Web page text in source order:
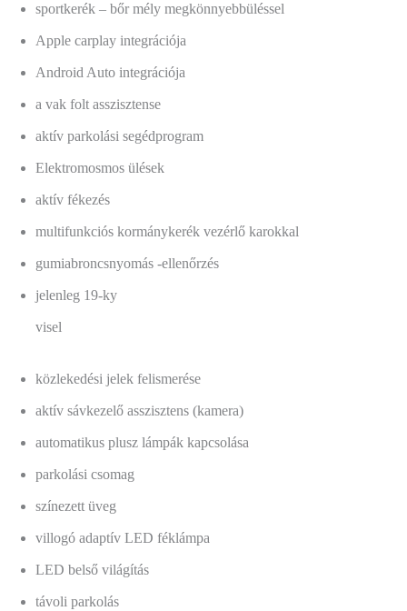
sportkerék – bőr mély megkönnyebbüléssel
Apple carplay integrációja
Android Auto integrációja
a vak folt asszisztense
aktív parkolási segédprogram
Elektromosmos ülések
aktív fékezés
multifunkciós kormánykerék vezérlő karokkal
gumiabroncsnyomás -ellenőrzés
jelenleg 19-ky
visel
közlekedési jelek felismerése
aktív sávkezelő asszisztens (kamera)
automatikus plusz lámpák kapcsolása
parkolási csomag
színezett üveg
villogó adaptív LED féklámpa
LED belső világítás
távoli parkolás